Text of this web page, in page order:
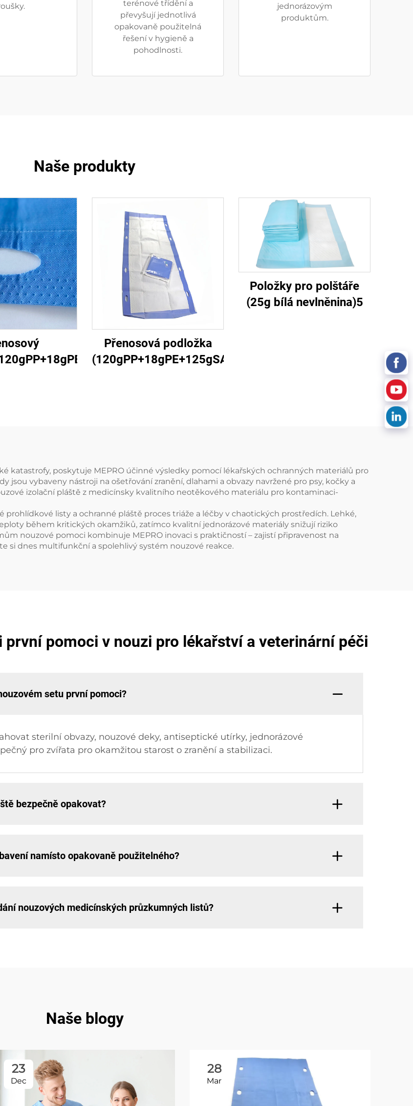
terénové třídění a
převyšují jednotlivá
opakovaně použitelná
řešení v hygieně a
pohodlnosti.
jednorázovým
produktům.
Naše produkty
Přenosová podložka
(120gPP+18gPE+125gSAP+18gPP)5
Položky pro polštáře
(25g bílá nevlněnina)5
katastrofy, poskytuje MEPRO účinné výsledky pomocí lékařských ochranných materiálů pro
jsou vybaveny nástroji na ošetřování zranění, dlahami a obvazy navržené pro psy, kočky a
izolační pláště z medicínsky kvalitního neotěkového materiálu pro kontaminaci-
prohlídkové listy a ochranné pláště proces triáže a léčby v chaotických prostředích. Lehké,
během kritických okamžiků, zatímco kvalitní jednorázové materiály snižují riziko
nouzové pomoci kombinuje MEPRO inovaci s praktičností – zajistí připravenost na
si dnes multifunkční a spolehlivý systém nouzové reakce.
pomoci v nouzi pro lékařství a veterinární péči
setu první pomoci?
sterilní obvazy, nouzové deky, antiseptické utírky, jednorázové
pro zvířata pro okamžitou starost o zranění a stabilizaci.
bezpečně opakovat?
namísto opakovaně použitelného?
nouzových medicínských průzkumných listů?
Naše blogy
23
Dec
28
Mar